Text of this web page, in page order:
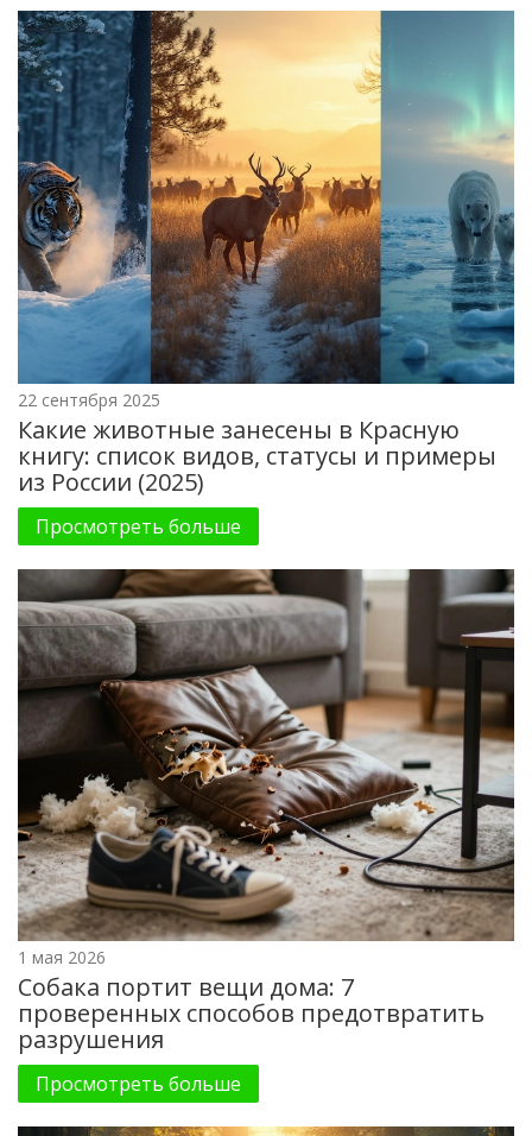
22 сентября 2025
Какие животные занесены в Красную
книгу: список видов, статусы и примеры
из России (2025)
Просмотреть больше
1 мая 2026
Собака портит вещи дома: 7
проверенных способов предотвратить
разрушения
Просмотреть больше